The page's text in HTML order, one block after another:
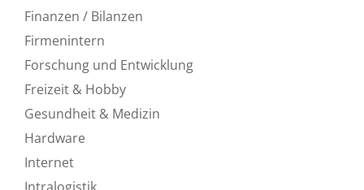
Finanzen / Bilanzen
Firmenintern
Forschung und Entwicklung
Freizeit & Hobby
Gesundheit & Medizin
Hardware
Internet